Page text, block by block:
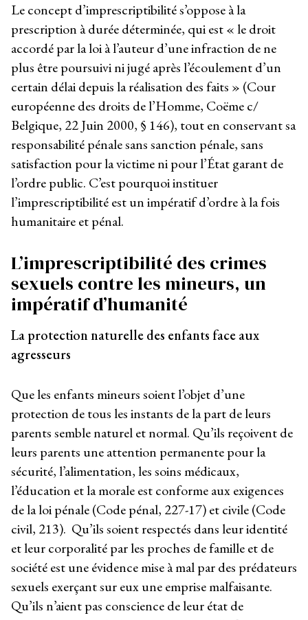
Le concept d’imprescriptibilité s’oppose à la
prescription à durée déterminée, qui est « le droit
accordé par la loi à l’auteur d’une infraction de ne
plus être poursuivi ni jugé après l’écoulement d’un
certain délai depuis la réalisation des faits » (Cour
européenne des droits de l’Homme, Coëme c/
Belgique, 22 Juin 2000, § 146), tout en conservant sa
responsabilité pénale sans sanction pénale, sans
satisfaction pour la victime ni pour l’État garant de
l’ordre public. C’est pourquoi instituer
l’imprescriptibilité est un impératif d’ordre à la fois
humanitaire et pénal.
L’imprescriptibilité des crimes
sexuels contre les mineurs, un
impératif d’humanité
La protection naturelle des enfants face aux
agresseurs
Que les enfants mineurs soient l’objet d’une
protection de tous les instants de la part de leurs
parents semble naturel et normal. Qu’ils reçoivent de
leurs parents une attention permanente pour la
sécurité, l’alimentation, les soins médicaux,
l’éducation et la morale est conforme aux exigences
de la loi pénale (Code pénal, 227-17) et civile (Code
civil, 213). Qu’ils soient respectés dans leur identité
et leur corporalité par les proches de famille et de
société est une évidence mise à mal par des prédateurs
sexuels exerçant sur eux une emprise malfaisante.
Qu’ils n’aient pas conscience de leur état de